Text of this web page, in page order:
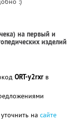
на первый и
изделий
ORT-y2rxr в
на сайте